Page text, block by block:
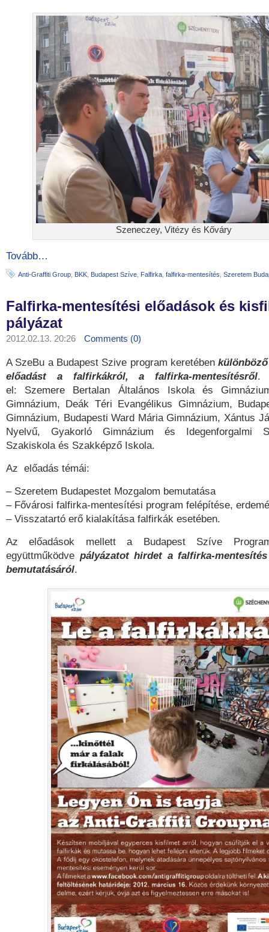
Szeneczey, Vitézy és Kőváry
Tovább…
Anti-Graffiti Group BKK Budapest Szíve Falfirka falfirka-mentesítés Szeretem
Falfirka-mentesítési előadások és
pályázat
2012.02.13. 20:26 Comments (0)
A SzeBu a Budapest Szive program keretében
előadást a falfirkákról, a falfirka-mentesítésről.
el: Szemere Bertalan Általános Iskola és
Gimnázium, Deák Téri Evangélikus Gimnázium,
Gimnázium, Budapesti Ward Mária Gimnázium, Xántus
Nyelvű, Gyakorló Gimnázium és Idegenforgalmi
Szakiskola és Szakképző Iskola.
Az előadás témái:
– Szeretem Budapestet Mozgalom bemutatása
– Fővárosi falfirka-mentesítési program felépítése,
– Visszatartó erő kialakítása falfirkák esetében.
Az előadások mellett a Budapest Szíve
együttműködve pályázatot hirdet a falfirka-
bemutatásáról.